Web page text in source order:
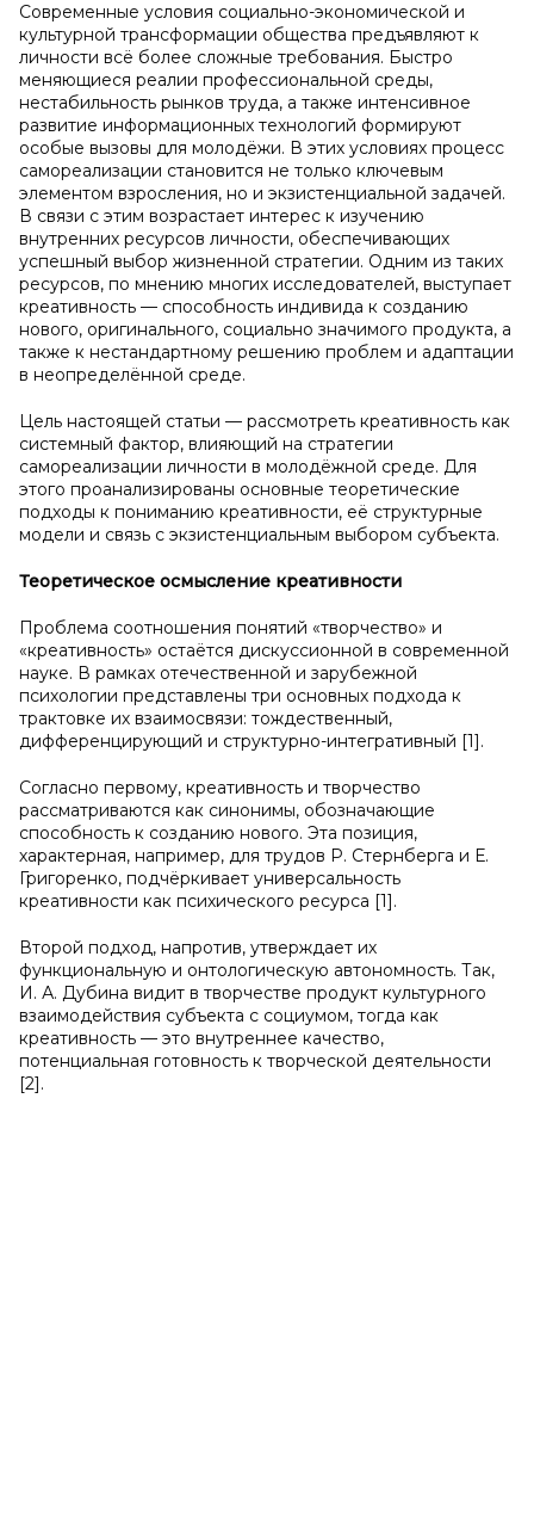
Современные условия социально-экономической и
культурной трансформации общества предъявляют к
личности всё более сложные требования. Быстро
меняющиеся реалии профессиональной среды,
нестабильность рынков труда, а также интенсивное
развитие информационных технологий формируют
особые вызовы для молодёжи. В этих условиях процесс
самореализации становится не только ключевым
элементом взросления, но и экзистенциальной задачей.
В связи с этим возрастает интерес к изучению
внутренних ресурсов личности, обеспечивающих
успешный выбор жизненной стратегии. Одним из таких
ресурсов, по мнению многих исследователей, выступает
креативность — способность индивида к созданию
нового, оригинального, социально значимого продукта, а
также к нестандартному решению проблем и адаптации
в неопределённой среде.
Цель настоящей статьи — рассмотреть креативность как
системный фактор, влияющий на стратегии
самореализации личности в молодёжной среде. Для
этого проанализированы основные теоретические
подходы к пониманию креативности, её структурные
модели и связь с экзистенциальным выбором субъекта.
Теоретическое осмысление креативности
Проблема соотношения понятий «творчество» и
«креативность» остаётся дискуссионной в современной
науке. В рамках отечественной и зарубежной
психологии представлены три основных подхода к
трактовке их взаимосвязи: тождественный,
дифференцирующий и структурно-интегративный [1].
Согласно первому, креативность и творчество
рассматриваются как синонимы, обозначающие
способность к созданию нового. Эта позиция,
характерная, например, для трудов Р. Стернберга и Е.
Григоренко, подчёркивает универсальность
креативности как психического ресурса [1].
Второй подход, напротив, утверждает их
функциональную и онтологическую автономность. Так,
И. А. Дубина видит в творчестве продукт культурного
взаимодействия субъекта с социумом, тогда как
креативность — это внутреннее качество,
потенциальная готовность к творческой деятельности
[2].